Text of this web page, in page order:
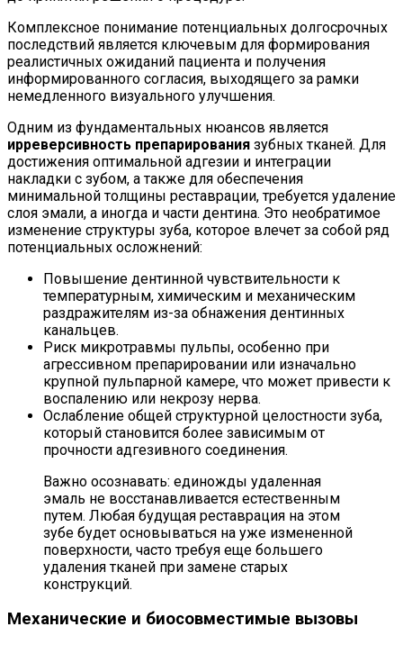
Комплексное понимание потенциальных долгосрочных
последствий является ключевым для формирования
реалистичных ожиданий пациента и получения
информированного согласия, выходящего за рамки
немедленного визуального улучшения.
Одним из фундаментальных нюансов является
ирреверсивность препарирования зубных тканей. Для
достижения оптимальной адгезии и интеграции
накладки с зубом, а также для обеспечения
минимальной толщины реставрации, требуется удаление
слоя эмали, а иногда и части дентина. Это необратимое
изменение структуры зуба, которое влечет за собой ряд
потенциальных осложнений:
Повышение дентинной чувствительности к
температурным, химическим и механическим
раздражителям из-за обнажения дентинных
канальцев.
Риск микротравмы пульпы, особенно при
агрессивном препарировании или изначально
крупной пульпарной камере, что может привести к
воспалению или некрозу нерва.
Ослабление общей структурной целостности зуба,
который становится более зависимым от
прочности адгезивного соединения.
Важно осознавать: единожды удаленная
эмаль не восстанавливается естественным
путем. Любая будущая реставрация на этом
зубе будет основываться на уже измененной
поверхности, часто требуя еще большего
удаления тканей при замене старых
конструкций.
Механические и биосовместимые вызовы